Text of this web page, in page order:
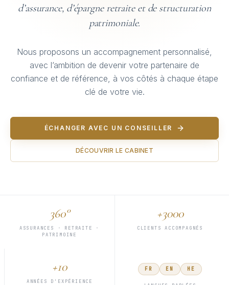
d’assurance, d’épargne retraite et de structuration
patrimoniale.
Nous proposons un accompagnement personnalisé,
avec l’ambition de devenir votre partenaire de
confiance et de référence, à vos côtés à chaque étape
clé de votre vie.
ÉCHANGER AVEC UN CONSEILLER
DÉCOUVRIR LE CABINET
360°
ASSURANCES · RETRAITE ·
PATRIMOINE
+3000
CLIENTS ACCOMPAGNÉS
+10
ANNÉES D'EXPÉRIENCE
FR EN HE